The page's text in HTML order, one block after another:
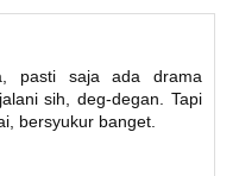
pasti saja ada drama
sih, deg-degan. Tapi
bersyukur banget.